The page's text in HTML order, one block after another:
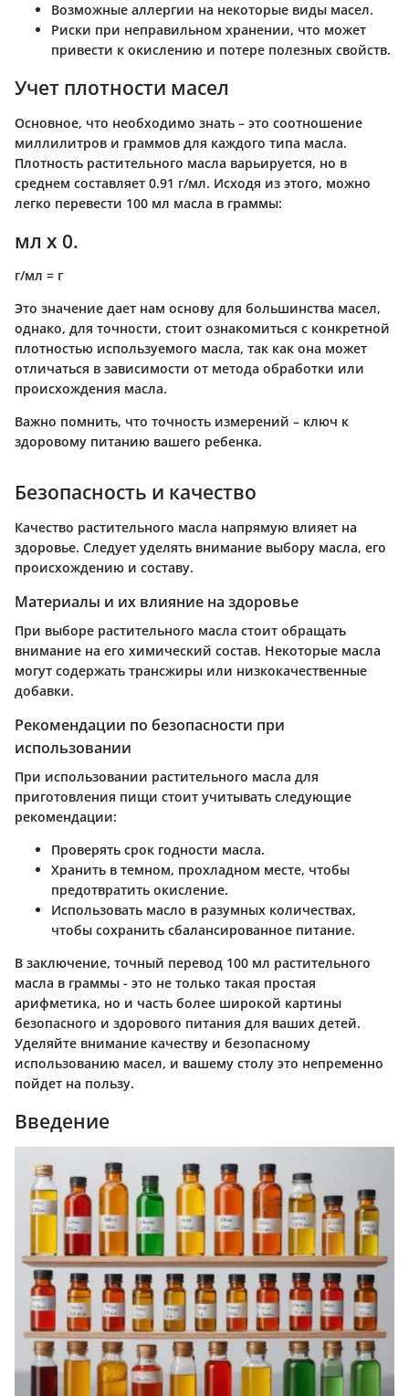
Возможные аллергии на некоторые виды масел.
Риски при неправильном хранении, что может
привести к окислению и потере полезных свойств.
Учет плотности масел
Основное, что необходимо знать – это соотношение
миллилитров и граммов для каждого типа масла.
Плотность растительного масла варьируется, но в
среднем составляет 0.91 г/мл. Исходя из этого, можно
легко перевести 100 мл масла в граммы:
мл x 0.
г/мл = г
Это значение дает нам основу для большинства масел,
однако, для точности, стоит ознакомиться с конкретной
плотностью используемого масла, так как она может
отличаться в зависимости от метода обработки или
происхождения масла.
Важно помнить, что точность измерений – ключ к
здоровому питанию вашего ребенка.
Безопасность и качество
Качество растительного масла напрямую влияет на
здоровье. Следует уделять внимание выбору масла, его
происхождению и составу.
Материалы и их влияние на здоровье
При выборе растительного масла стоит обращать
внимание на его химический состав. Некоторые масла
могут содержать трансжиры или низкокачественные
добавки.
Рекомендации по безопасности при
использовании
При использовании растительного масла для
приготовления пищи стоит учитывать следующие
рекомендации:
Проверять срок годности масла.
Хранить в темном, прохладном месте, чтобы
предотвратить окисление.
Использовать масло в разумных количествах,
чтобы сохранить сбалансированное питание.
В заключение, точный перевод 100 мл растительного
масла в граммы - это не только такая простая
арифметика, но и часть более широкой картины
безопасного и здорового питания для ваших детей.
Уделяйте внимание качеству и безопасному
использованию масел, и вашему столу это непременно
пойдет на пользу.
Введение